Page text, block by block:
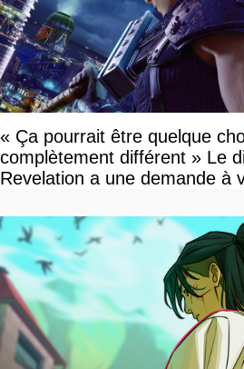
« Ça pourrait être quelque
complètement différent » Le
Revelation a une demande à